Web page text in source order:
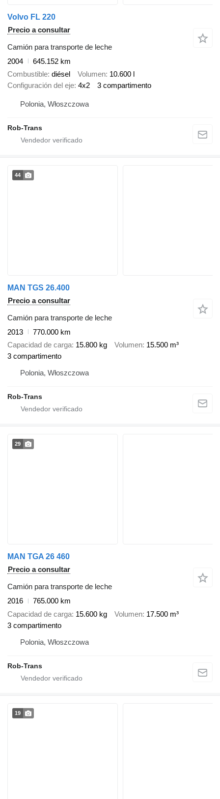
Volvo FL 220
Precio a consultar
Camión para transporte de leche
2004
645.152 km
Combustible diésel Volumen 10.600 l
Configuración del eje 4x2 3 compartimento
Polonia, Włoszczowa
Rob-Trans
44
MAN TGS 26.400
Precio a consultar
Camión para transporte de leche
2013
770.000 km
Capacidad de carga 15.800 kg Volumen 15.500 m³
3 compartimento
Polonia, Włoszczowa
Rob-Trans
29
MAN TGA 26 460
Precio a consultar
Camión para transporte de leche
2016
765.000 km
Capacidad de carga 15.600 kg Volumen 17.500 m³
3 compartimento
Polonia, Włoszczowa
Rob-Trans
19